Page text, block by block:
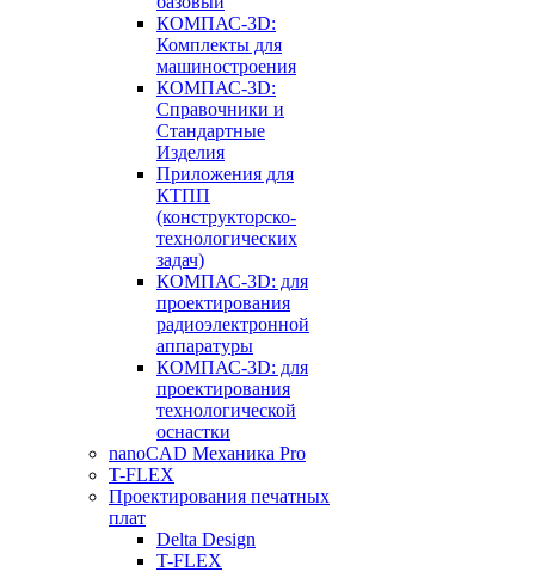
КОМПАС-3D:
Комплекты для
машиностроения
КОМПАС-3D:
Справочники и
Стандартные
Изделия
Приложения для
КТПП
(конструкторско-
технологических
задач)
КОМПАС-3D: для
проектирования
радиоэлектронной
аппаратуры
КОМПАС-3D: для
проектирования
технологической
оснастки
nanoCAD Механика Pro
T-FLEX
Проектирования печатных
плат
Delta Design
T-FLEX